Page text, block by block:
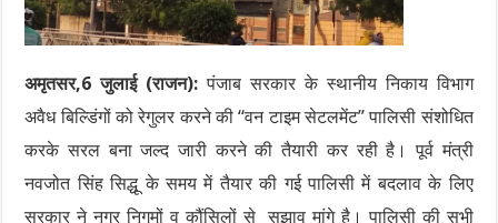
अमृतसर,6 जुलाई (राजन): पंजाब सरकार के स्थानीय निकाय विभाग
अवैध बिल्डिंगों को रेगुलर करने की “वन टाइम सेटलमेंट” पालिसी संशोधित
करके सरल बना जल्द जारी करने की तैयारी कर रही है। पूर्व मंत्री
नवजोत सिंह सिद्धू के समय में तैयार की गई पालिसी में बदलाव के लिए
सरकार ने नगर निगमों व कौंसिलों से सुझाव मांगे है। पालिसी की सभी